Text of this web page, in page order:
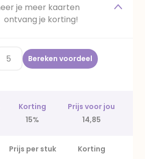
je meer kaarten
je korting!
Bereken voordeel
Korting
Prijs voor jou
15% 14,85
Prijs per stuk
Korting